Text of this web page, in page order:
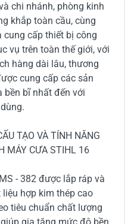
chi nhánh, phòng kinh
khắp toàn cầu, cùng
cấp thiết bị công
vụ trên toàn thế giới, với
hàng dài lâu, thương
cung cấp các sản
bền bĩ nhất đến với
TẠO VÀ TÍNH NĂNG
MÁY CƯA STIHL 16
- 382 được lắp ráp và
hợp kim thép cao
tiêu chuẩn chất lượng